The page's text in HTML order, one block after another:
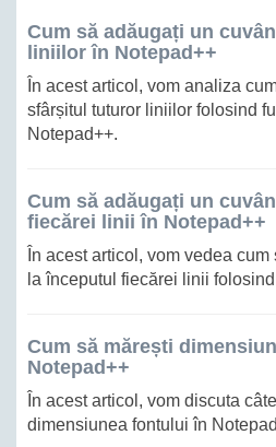
Cum să adăugați un
liniilor în Notepad++
În acest articol, vom analiza
sfârșitul tuturor liniilor folosind
Notepad++.
Cum să adăugați un
fiecărei linii în Notepad++
În acest articol, vom vedea
la începutul fiecărei linii
Cum să mărești
Notepad++
În acest articol, vom discuta
dimensiunea fontului în